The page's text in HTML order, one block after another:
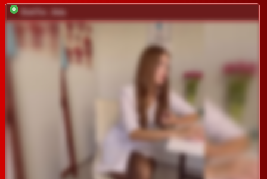
DokTor_Ada